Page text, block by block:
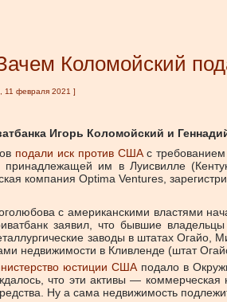
Коломойский
11 февраля 2021 ]
Игорь Коломойский и
подали иск против СШАс
принадлежащей им в Луисвилле
компания Optima Ventures,
с американскими властями
заявил, что бывшие
заводы в штатах Огайо,
недвижимости в Кливленде (штат
юстиции США подало в
что эти активы —
Ну а сама недвижимость